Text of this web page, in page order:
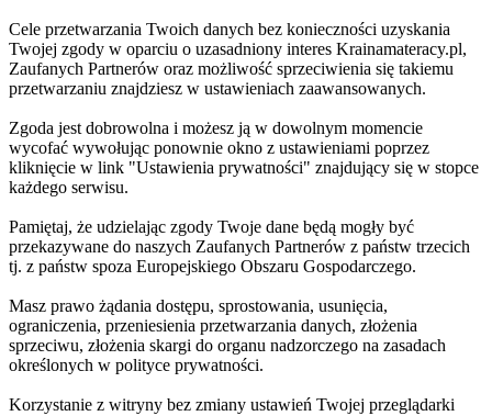
Cele przetwarzania Twoich danych bez konieczności uzyskania
Twojej zgody w oparciu o uzasadniony interes Krainamateracy.pl,
Zaufanych Partnerów oraz możliwość sprzeciwienia się takiemu
przetwarzaniu znajdziesz w ustawieniach zaawansowanych.
Zgoda jest dobrowolna i możesz ją w dowolnym momencie
wycofać wywołując ponownie okno z ustawieniami poprzez
kliknięcie w link "Ustawienia prywatności" znajdujący się w stopce
każdego serwisu.
Pamiętaj, że udzielając zgody Twoje dane będą mogły być
przekazywane do naszych Zaufanych Partnerów z państw trzecich
tj. z państw spoza Europejskiego Obszaru Gospodarczego.
Masz prawo żądania dostępu, sprostowania, usunięcia,
ograniczenia, przeniesienia przetwarzania danych, złożenia
sprzeciwu, złożenia skargi do organu nadzorczego na zasadach
określonych w polityce prywatności.
Korzystanie z witryny bez zmiany ustawień Twojej przeglądarki